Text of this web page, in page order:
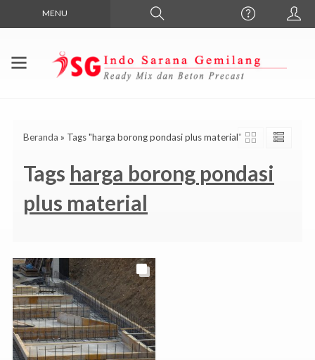
MENU
Beranda » Tags "harga borong pondasi plus material"
Tags harga borong pondasi
plus material